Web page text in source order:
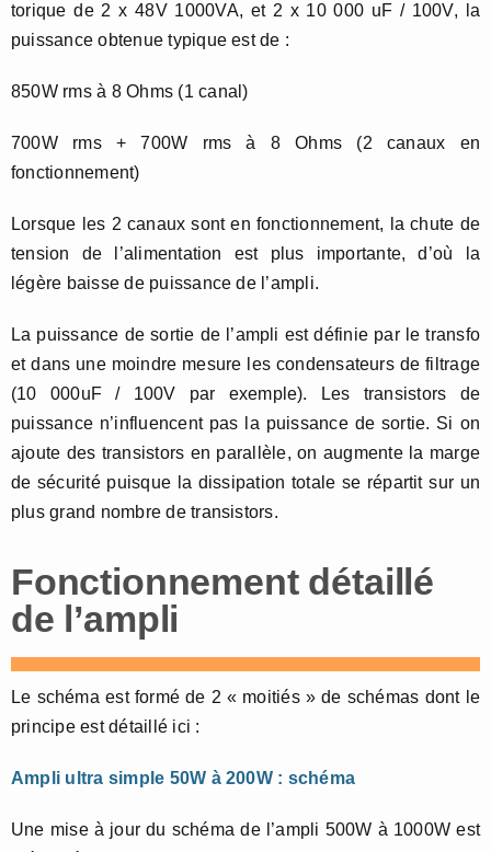
torique de 2 x 48V 1000VA, et 2 x 10 000 uF / 100V, la
puissance obtenue typique est de :
850W rms à 8 Ohms (1 canal)
700W rms + 700W rms à 8 Ohms (2 canaux en
fonctionnement)
Lorsque les 2 canaux sont en fonctionnement, la chute de
tension de l’alimentation est plus importante, d’où la
légère baisse de puissance de l’ampli.
La puissance de sortie de l’ampli est définie par le transfo
et dans une moindre mesure les condensateurs de filtrage
(10 000uF / 100V par exemple). Les transistors de
puissance n’influencent pas la puissance de sortie. Si on
ajoute des transistors en parallèle, on augmente la marge
de sécurité puisque la dissipation totale se répartit sur un
plus grand nombre de transistors.
Fonctionnement détaillé
de l’ampli
Le schéma est formé de 2 « moitiés » de schémas dont le
principe est détaillé ici :
Ampli ultra simple 50W à 200W : schéma
Une mise à jour du schéma de l’ampli 500W à 1000W est